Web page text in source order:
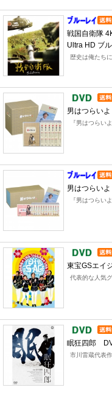
戦国自衛隊
Ultra HD ブ
歴史は俺たち
男はつらい
『男はつらい
男はつらい
『男はつらい
東宝GSエイ
代表的な人気
眠狂四郎
市川雷蔵代表